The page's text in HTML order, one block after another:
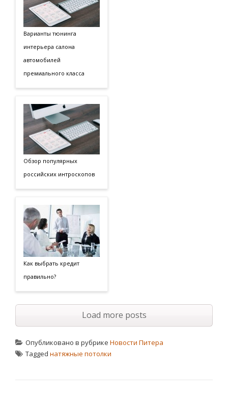
Варианты тюнинга
интерьера салона
автомобилей
премиального класса
Обзор популярных
российских интроскопов
Как выбрать кредит
правильно?
Load more posts
Опубликовано в рубрике Новости Питера
Tagged натяжные потолки